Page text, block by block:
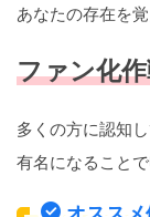
あなたの存在を
ファン化
多くの方に認知し
有名になること